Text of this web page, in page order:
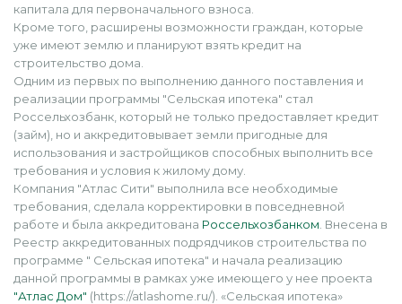
капитала для первоначального взноса.
Кроме того, расширены возможности граждан, которые
уже имеют землю и планируют взять кредит на
строительство дома.
Одним из первых по выполнению данного поставления и
реализации программы "Сельская ипотека" стал
Россельхозбанк, который не только предоставляет кредит
(займ), но и аккредитовывает земли пригодные для
использования и застройщиков способных выполнить все
требования и условия к жилому дому.
Компания "Атлас Сити" выполнила все необходимые
требования, сделала корректировки в повседневной
работе и была аккредитована Россельхозбанком . Внесена в
Реестр аккредитованных подрядчиков строительства по
программе " Сельская ипотека" и начала реализацию
данной программы в рамках уже имеющего у нее проекта
"Атлас Дом" (https://atlashome.ru/). «Сельская ипотека»